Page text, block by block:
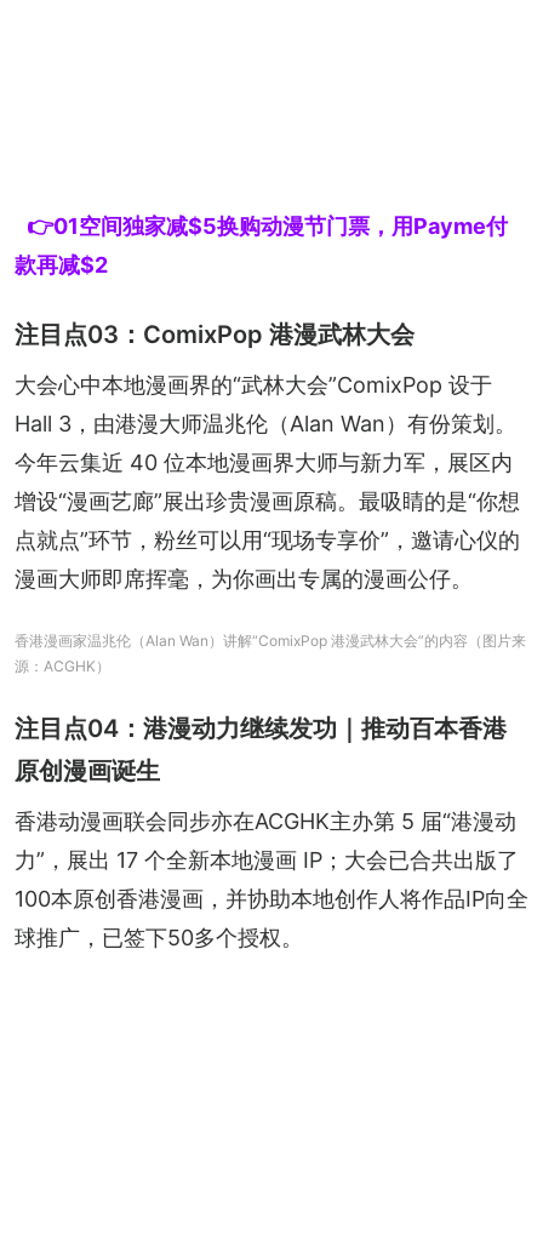
👉01空间独家减$5换购动漫节门票，用Payme付
款再减$2
注目点03：ComixPop 港漫武林大会
大会心中本地漫画界的“武林大会”ComixPop 设于
Hall 3，由港漫大师温兆伦（Alan Wan）有份策划。
今年云集近 40 位本地漫画界大师与新力军，展区内
增设“漫画艺廊”展出珍贵漫画原稿。最吸睛的是“你想
点就点”环节，粉丝可以用“现场专享价”，邀请心仪的
漫画大师即席挥毫，为你画出专属的漫画公仔。
香港漫画家温兆伦（Alan Wan）讲解“ComixPop 港漫武林大会”的内容（图片来
源：ACGHK）
注目点04：港漫动力继续发功｜推动百本香港
原创漫画诞生
香港动漫画联会同步亦在ACGHK主办第 5 届“港漫动
力”，展出 17 个全新本地漫画 IP；大会已合共出版了
100本原创香港漫画，并协助本地创作人将作品IP向全
球推广，已签下50多个授权。